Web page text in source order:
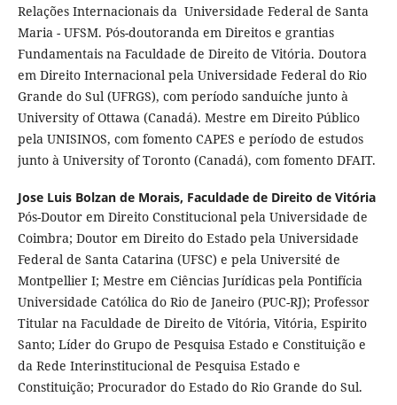
Relações Internacionais da Universidade Federal de Santa
Maria - UFSM. Pós-doutoranda em Direitos e grantias
Fundamentais na Faculdade de Direito de Vitória. Doutora
em Direito Internacional pela Universidade Federal do Rio
Grande do Sul (UFRGS), com período sanduíche junto à
University of Ottawa (Canadá). Mestre em Direito Público
pela UNISINOS, com fomento CAPES e período de estudos
junto à University of Toronto (Canadá), com fomento DFAIT.
Jose Luis Bolzan de Morais, Faculdade de Direito de Vitória
Pós-Doutor em Direito Constitucional pela Universidade de
Coimbra; Doutor em Direito do Estado pela Universidade
Federal de Santa Catarina (UFSC) e pela Université de
Montpellier I; Mestre em Ciências Jurídicas pela Pontifícia
Universidade Católica do Rio de Janeiro (PUC-RJ); Professor
Titular na Faculdade de Direito de Vitória, Vitória, Espirito
Santo; Líder do Grupo de Pesquisa Estado e Constituição e
da Rede Interinstitucional de Pesquisa Estado e
Constituição; Procurador do Estado do Rio Grande do Sul.